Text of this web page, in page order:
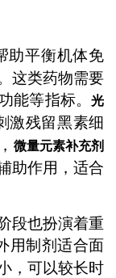
助平衡机体免
这类药物需要
能等指标。光
激残留黑素细
微量元素补充剂
助作用，适合
段也扮演着重
用制剂适合面
，可以较长时